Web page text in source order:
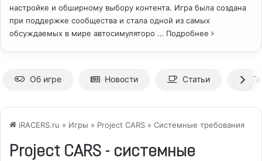
настройке и обширному выбору контента. Игра была создана
при поддержке сообщества и стала одной из самых
обсуждаемых в мире автосимуляторо … Подробнее
Об игре Новости Статьи
iRACERS.ru » Игры » Project CARS » Системные требования
Project CARS - системные